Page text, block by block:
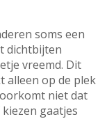
soms een
dichtbijten
vreemd. Dit
alleen op de plek
niet dat
gaatjes